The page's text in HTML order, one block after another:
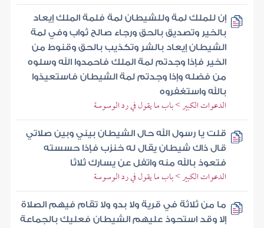
إن للملك لمة وللشيطان لمة فلمة الملك إيعاد
بالخير وتصديق بالحق ورجاء صالح ثواب وفي لمة
الشيطان إيعاد بالشر وتكذيب بالحق وقنوط من
الخير فإذا وجدتم لمة الملك فاحمدوا الله وسلوه
من فضله وإذا وجدتم لمة الشيطان فاستعيذوا
بالله واستغفروه
الدعوات الكبير > باب ما يقول في رد الوسوسة
قلت يا رسول الله حال الشيطان بيني وبين صلاتي
قال ذاك شيطان يقال له خنزب فإذا حسسته
فتعوذ بالله منه واتفل عن يسارك ثلاثا
الدعوات الكبير > باب ما يقول في رد الوسوسة
ما من ثلاثة في قرية ولا بدو ولا تقام فيهم الصلاة
إلا وقد استحوذ عليهم الشيطان فعليك بالجماعة